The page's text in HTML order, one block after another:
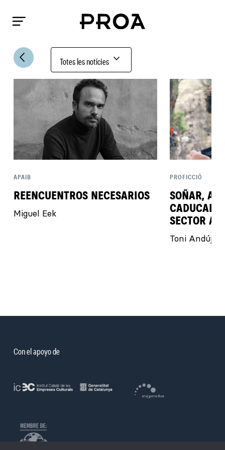
arrow_back_ios Totes les notícies expand_more
APAIB
REENCUENTROS NECESARIOS
Miguel Eek
PROFICCIÓ
SOÑAR,
CADUCAR:
SECTOR
Toni Andújar
Con el apoyo de